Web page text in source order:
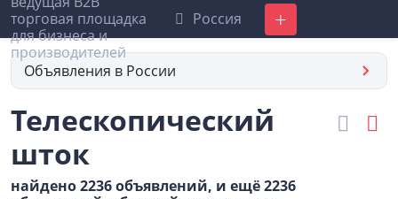
Россия Добавить
Объявления в России
Телескопический
шток
найдено 2236 объявлений, и ещё 2236